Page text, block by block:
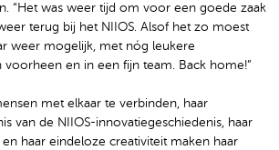
“Het was weer tijd om voor een goede zaak
terug bij het NIIOS. Alsof het zo moest
weer mogelijk, met nóg leukere
voorheen en in een fijn team. Back home!”
met elkaar te verbinden, haar
van de NIIOS-innovatiegeschiedenis, haar
haar eindeloze creativiteit maken haar